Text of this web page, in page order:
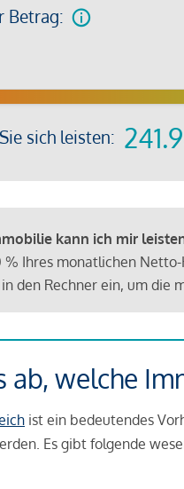
Betrag:
sich leisten:
kann ich mir
Ihres monatlichen
den Rechner ein, um die
ab, welche
ist ein bedeutendes
Es gibt folgende